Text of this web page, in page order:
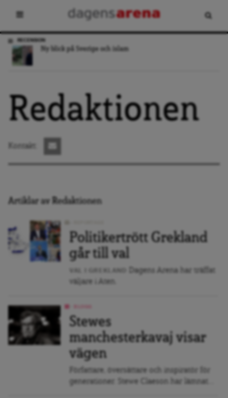
RECENSION
Ny blick på Sverige och islam
Redaktionen
Kontakt:
Artiklar av Redaktionen
Politikertrött Grekland
går till val
Dagens Arena har träffat
väljare i Aten.
Stewes
manchesterkavaj visar
vägen
Författare, översättare och inspiratör för
generationer. Stewe Claeson har lämnat...